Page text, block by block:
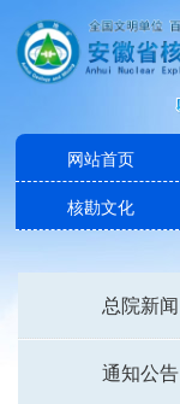
网站首页
核勘文化
总院新闻
通知公告